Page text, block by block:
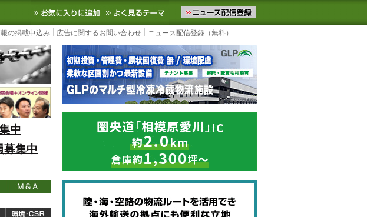
国内外の最新の物流ニュースをお届けします。物流ニュースメール配信を登録す
お気に入りに追加 よく見るテーマ
の掲載申込み 広告に関するお問い合わせ ニュース配信登録（無料）
中
募集中